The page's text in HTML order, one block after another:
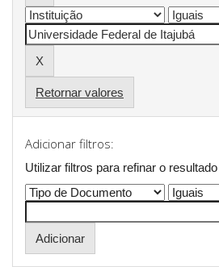
Retornar valores
Adicionar filtros:
Utilizar filtros para refinar o